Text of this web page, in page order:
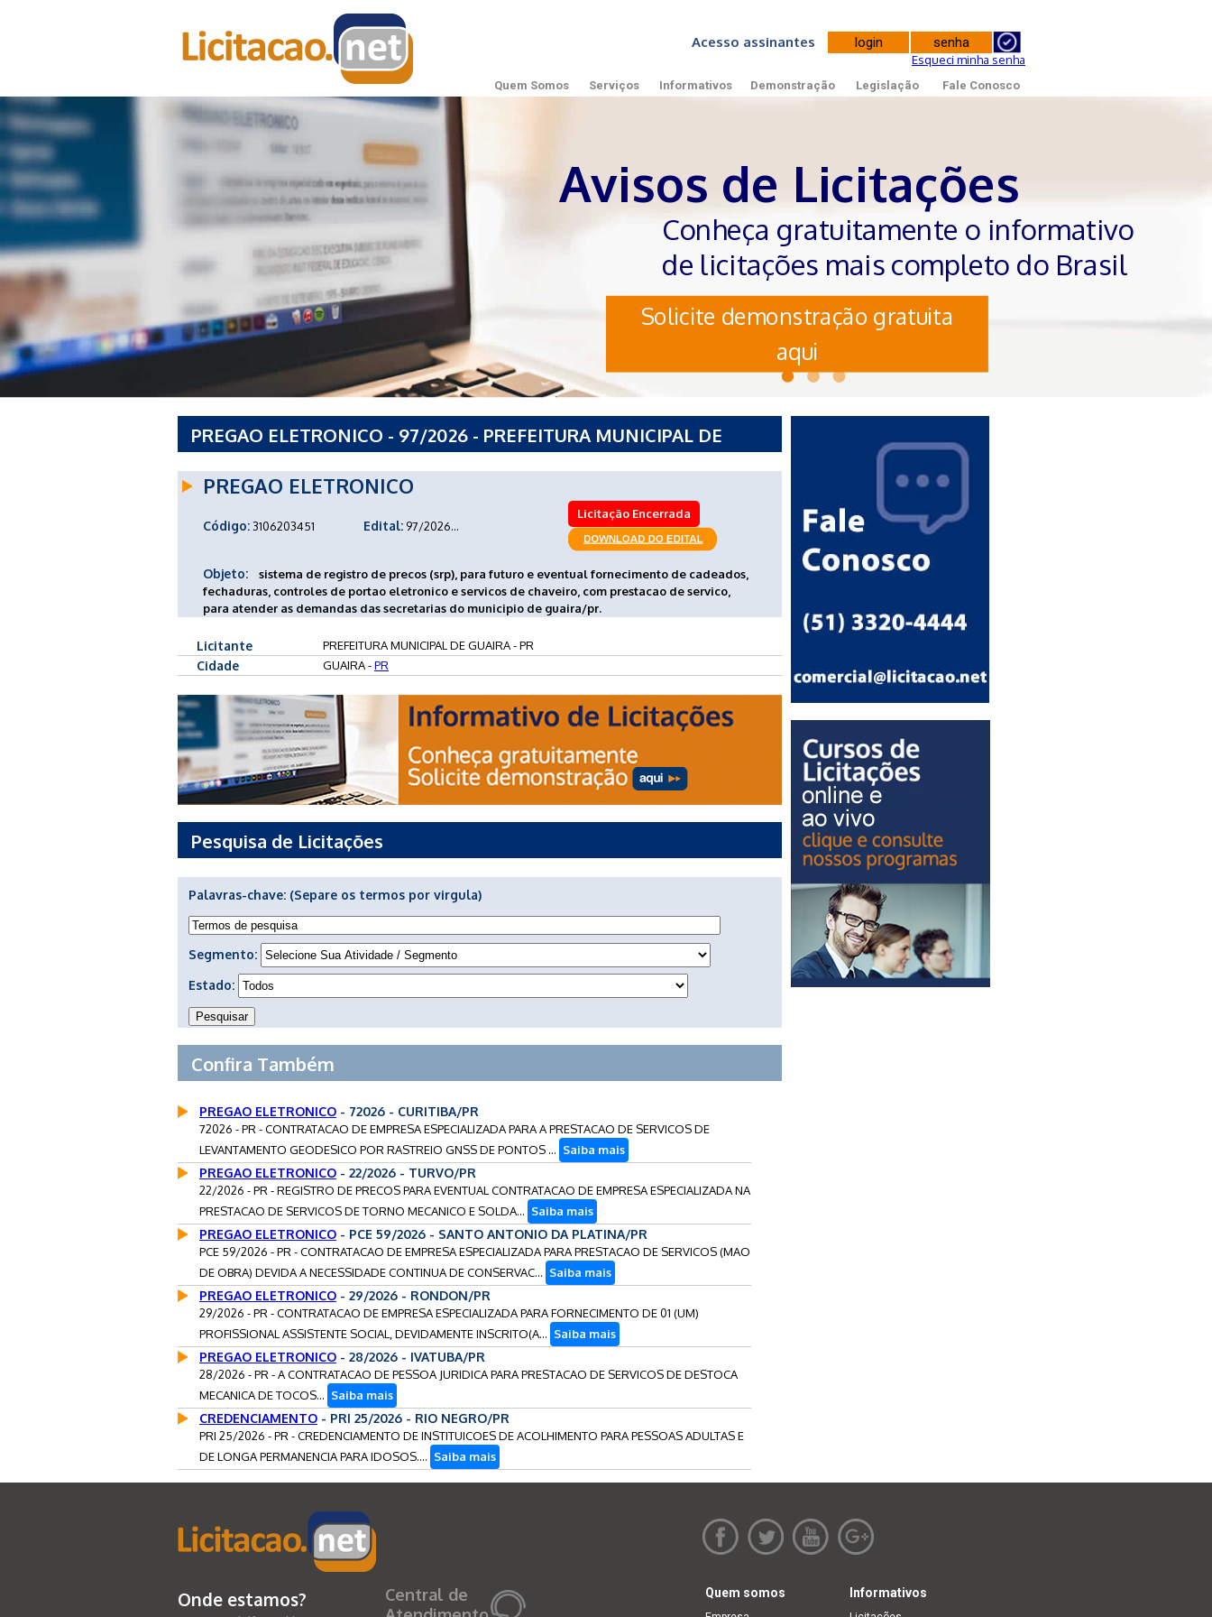
Acesso assinantes
Esqueci minha senha
Quem Somos Serviços Informativos Demonstração Legislação Fale Conosco
Avisos de Licitações
Conheça gratuitamente o informativo
de licitações mais completo do Brasil
Solicite demonstração gratuita
aqui
PREGAO ELETRONICO - 97/2026 - PREFEITURA MUNICIPAL DE
PREGAO ELETRONICO
Código:3106203451 Edital: 97/2026...
Licitação Encerrada
Objeto:
sistema de registro de precos (srp), para futuro e eventual fornecimento de cadeados,
fechaduras, controles de portao eletronico e servicos de chaveiro, com prestacao de servico,
para atender as demandas das secretarias do municipio de guaira/pr.
Licitante PREFEITURA MUNICIPAL DE GUAIRA - PR
Cidade GUAIRA -PR
Pesquisa de Licitações
Palavras-chave: (Separe os termos por virgula)
Segmento:
Estado:
Confira Também
PREGAO ELETRONICO - 72026 - CURITIBA/PR
72026 - PR - CONTRATACAO DE EMPRESA ESPECIALIZADA PARA A PRESTACAO DE SERVICOS DE
LEVANTAMENTO GEODESICO POR RASTREIO GNSS DE PONTOS ... Saiba mais
PREGAO ELETRONICO - 22/2026 - TURVO/PR
22/2026 - PR - REGISTRO DE PRECOS PARA EVENTUAL CONTRATACAO DE EMPRESA ESPECIALIZADA NA
PRESTACAO DE SERVICOS DE TORNO MECANICO E SOLDA... Saiba mais
PREGAO ELETRONICO - PCE 59/2026 - SANTO ANTONIO DA PLATINA/PR
PCE 59/2026 - PR - CONTRATACAO DE EMPRESA ESPECIALIZADA PARA PRESTACAO DE SERVICOS (MAO
DE OBRA) DEVIDA A NECESSIDADE CONTINUA DE CONSERVAC... Saiba mais
PREGAO ELETRONICO - 29/2026 - RONDON/PR
29/2026 - PR - CONTRATACAO DE EMPRESA ESPECIALIZADA PARA FORNECIMENTO DE 01 (UM)
PROFISSIONAL ASSISTENTE SOCIAL, DEVIDAMENTE INSCRITO(A... Saiba mais
PREGAO ELETRONICO - 28/2026 - IVATUBA/PR
28/2026 - PR - A CONTRATACAO DE PESSOA JURIDICA PARA PRESTACAO DE SERVICOS DE DESTOCA
MECANICA DE TOCOS... Saiba mais
CREDENCIAMENTO - PRI 25/2026 - RIO NEGRO/PR
PRI 25/2026 - PR - CREDENCIAMENTO DE INSTITUICOES DE ACOLHIMENTO PARA PESSOAS ADULTAS E
DE LONGA PERMANENCIA PARA IDOSOS.... Saiba mais
Onde estamos?
Central de
Quem somos Informativos